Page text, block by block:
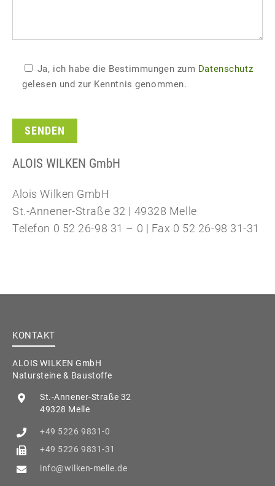
Ja, ich habe die Bestimmungen zum Datenschutz
gelesen und zur Kenntnis genommen.
ALOIS WILKEN GmbH
Alois Wilken GmbH
St.-Annener-Straße 32 | 49328 Melle
Telefon 0 52 26-98 31 – 0 | Fax 0 52 26-98 31-31
KONTAKT
ALOIS WILKEN GmbH
Natursteine & Baustoffe
St.-Annener-Straße 32
49328 Melle
+49 5226 9831-0
+49 5226 9831-31
info@wilken-melle.de